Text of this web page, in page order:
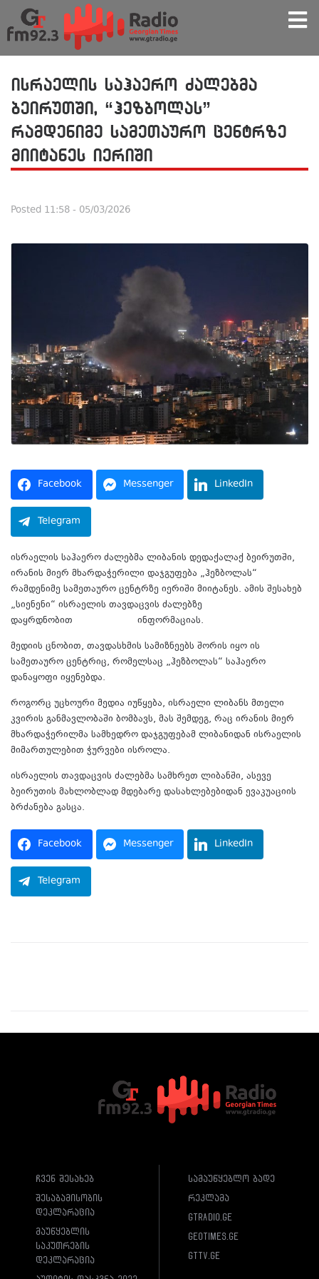
ისრაელის საჰაერო ძალებმა
ბეირუთში, “ჰეზბოლას”
რამდენიმე სამეთაურო ცენტრზე
მიიტანეს იერიში
Posted 11:58 - 05/03/2026
Facebook Messenger LinkedIn
Telegram
ისრაელის საჰაერო ძალებმა ლიბანის დედაქალაქ ბეირუთში,
ირანის მიერ მხარდაჭერილი დაჯგუფება „ჰეზბოლას“
რამდენიმე სამეთაურო ცენტრზე იერიში მიიტანეს. ამის შესახებ
„სიენენი“ ისრაელის თავდაცვის ძალებზე
დაყრდნობით
ინფორმაციას.
მედიის ცნობით, თავდასხმის სამიზნეებს შორის იყო ის
სამეთაურო ცენტრიც, რომელსაც „ჰეზბოლას“ საჰაერო
დანაყოფი იყენებდა.
როგორც უცხოური მედია იუწყება, ისრაელი ლიბანს მთელი
კვირის განმავლობაში ბომბავს, მას შემდეგ, რაც ირანის მიერ
მხარდაჭერილმა სამხედრო დაჯგუფებამ ლიბანიდან ისრაელის
მიმართულებით ჭურვები ისროლა.
ისრაელის თავდაცვის ძალებმა სამხრეთ ლიბანში, ასევე
ბეირუთის მახლობლად მდებარე დასახლებებიდან ევაკუაციის
ბრძანება გასცა.
Facebook Messenger LinkedIn
Telegram
ჩვენ შესახებ
შესაბამისობის
დეკლარაცია
მაუწყებლის
საკუთრების
დეკლარაცია
სამაუწყებლო ბადე
რეკლამა
gtradio.ge
geotimes.ge
gttv.ge